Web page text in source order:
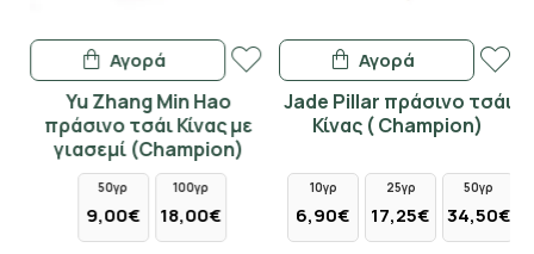
Yu Zhang Min Hao
πράσινο τσάι Κίνας με
γιασεμί (Champion)
50γρ
9,00€
100γρ
18,00€
Αγορά
Jade Pillar πράσινο τσάι
Κίνας ( Champion)
10γρ
6,90€
25γρ
17,25€
50γρ
34,50€
Αγορά